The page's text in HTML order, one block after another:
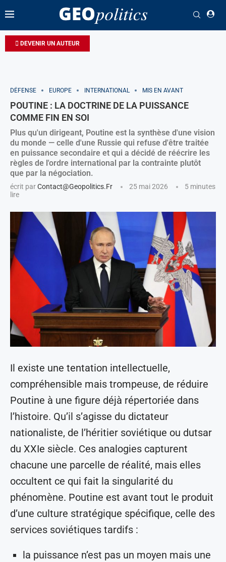
DEVENIR UN AUTEUR
DÉFENSE EUROPE INTERNATIONAL MIS EN AVANT
POUTINE : LA DOCTRINE DE LA PUISSANCE
COMME FIN EN SOI
Plus qu'un dirigeant, Poutine est la synthèse d'une vision
du monde — celle d'une Russie qui refuse d'être traitée
en puissance secondaire et qui a décidé de réécrire les
règles de l'ordre international par la contrainte plutôt
que par la négociation.
écrit parContact@geopolitics.fr 25 mai 2026
5 minutes
lire
Il existe une tentation intellectuelle,
compréhensible mais trompeuse, de réduire
Poutine à une figure déjà répertoriée dans
l’histoire. Qu’il s’agisse du dictateur
nationaliste, de l’héritier soviétique ou dutsar
du XXIe siècle. Ces analogies capturent
chacune une parcelle de réalité, mais elles
occultent ce qui fait la singularité du
phénomène. Poutine est avant tout le produit
d’une culture stratégique spécifique, celle des
services soviétiques tardifs :
la puissance n’est pas un moyen mais une